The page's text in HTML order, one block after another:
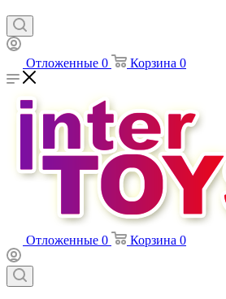
Отложенные 0 Корзина 0
Отложенные 0 Корзина 0